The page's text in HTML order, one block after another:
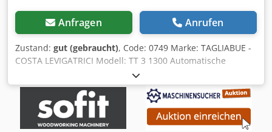
Anfragen Anrufen
Zustand: gut (gebraucht), Code: 0749 Marke: TAGLIABUE -
COSTA LEVIGATRICI Modell: TT 3 1300 Automatische
Schleifmaschine für Arbeitsplatten, Möbel, Platten, Tische
Technische Daten: Arbeitsbreite mm 1300 Maximale
Arbeitsdicke mm 130 Min. Arbeitsdicke mm 1
Zusammensetzung: 1° Querriemen - Motor Hp 15 -
Elektronischer Geschwindigkeitsregler mit Display 2°